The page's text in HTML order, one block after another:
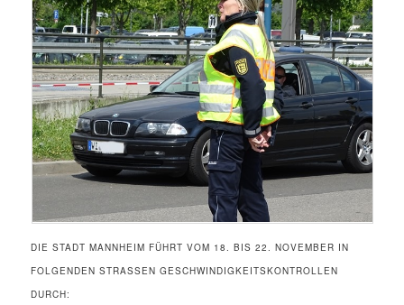
DIE STADT MANNHEIM FÜHRT VOM 18. BIS 22. NOVEMBER IN
FOLGENDEN STRASSEN GESCHWINDIGKEITSKONTROLLEN D
URCH: